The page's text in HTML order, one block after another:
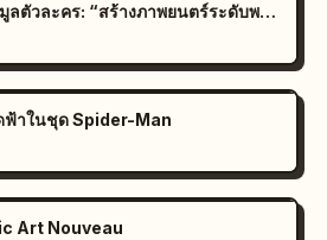
พร้อมท์สำหรับแผ่นข้อมูลตัวละคร: “สร้างภาพยนตร์ระดับพรีเมียม
ฟ้าในชุด Spider-Man
Art Nouveau